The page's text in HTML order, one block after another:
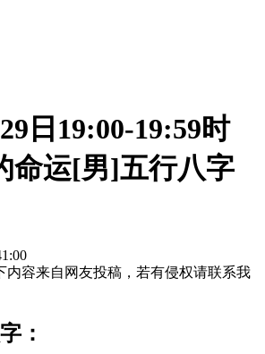
日19:00-19:59时
命运[男]五行八字
内容来自网友投稿，若有侵权请联系我
：